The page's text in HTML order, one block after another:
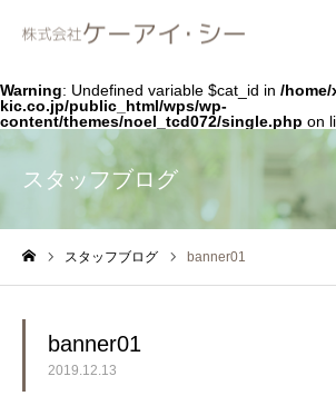
Warning: Undefined variable $cat_id in /home/
kic.co.jp/public_html/wps/wp-
content/themes/noel_tcd072/single.php on
スタッフブログ
スタッフブログ banner01
banner01
2019.12.13